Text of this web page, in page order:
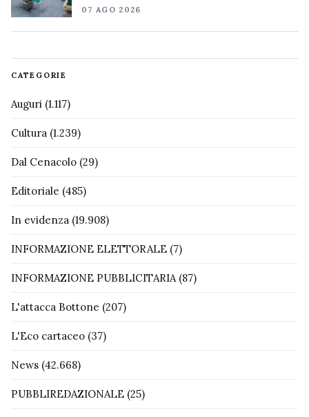
07 AGO 2026
CATEGORIE
Auguri (1.117)
Cultura (1.239)
Dal Cenacolo (29)
Editoriale (485)
In evidenza (19.908)
INFORMAZIONE ELETTORALE (7)
INFORMAZIONE PUBBLICITARIA(87)
L'attacca Bottone (207)
L'Eco cartaceo (37)
News (42.668)
PUBBLIREDAZIONALE (25)